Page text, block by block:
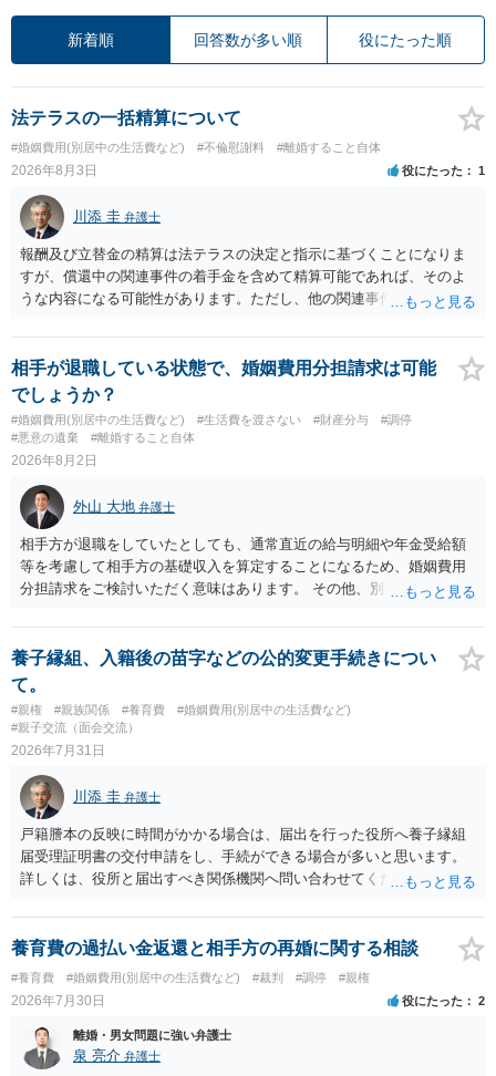
新着順 回答数が多い順 役にたった順
法テラスの一括精算について
#婚姻費用(別居中の生活費など) #不倫慰謝料 #離婚すること自体
2026年8月3日 役にたった 1
川添 圭 弁護士
報酬及び立替金の精算は法テラスの決定と指示に基づくことになりま
すが、償還中の関連事件の着手金を含めて精算可能であれば、そのよ
うな内容になる可能性があります。ただし、他の関連事件でも相手方
情によって対応が違いますので、法テラスへお尋ねいただいた方が確
実です。
相手が退職している状態で、婚姻費用分担請求は可能
でしょうか？
#婚姻費用(別居中の生活費など) #生活費を渡さない #財産分与
#調停
#悪意の遺棄
#離婚すること自体
2026年8月2日
外山 大地 弁護士
相手方が退職をしていたとしても、通常直近の給与明細や年金受給額
等を考慮して相手方の基礎収入を算定することになるため、婚姻費用
分担請求をご検討いただく意味はあります。 その他、別居の経緯、質
て、ご検討いただくのが良いかと思います。
養子縁組、入籍後の苗字などの公的変更手続きについ
て。
#親権 #親族関係 #養育費
#婚姻費用(別居中の生活費など)
#親子交流（面会交流）
2026年7月31日
川添 圭 弁護士
戸籍謄本の反映に時間がかかる場合は、届出を行った役所へ養子縁組
届受理証明書の交付申請をし、手続ができる場合が多いと思います。
詳しくは、役所と届出すべき関係機関へ問い合わせてください。
養育費の過払い金返還と相手方の再婚に関する相談
#養育費 #婚姻費用(別居中の生活費など) #裁判 #調停 #親権
2026年7月30日 役にたった 2
離婚・男女問題に強い弁護士
泉 亮介 弁護士